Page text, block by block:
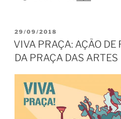
PUBLICADO
EM
29/09/2018
VIVA PRAÇA: AÇÃO DE
DA PRAÇA DAS ARTES